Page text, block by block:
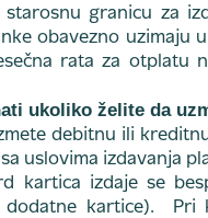
granicu za
obavezno uzimaju
rata za otplatu
ukoliko želite da
debitnu ili
uslovima izdavanja
kartica izdaje se
dodatne kartice). Pri